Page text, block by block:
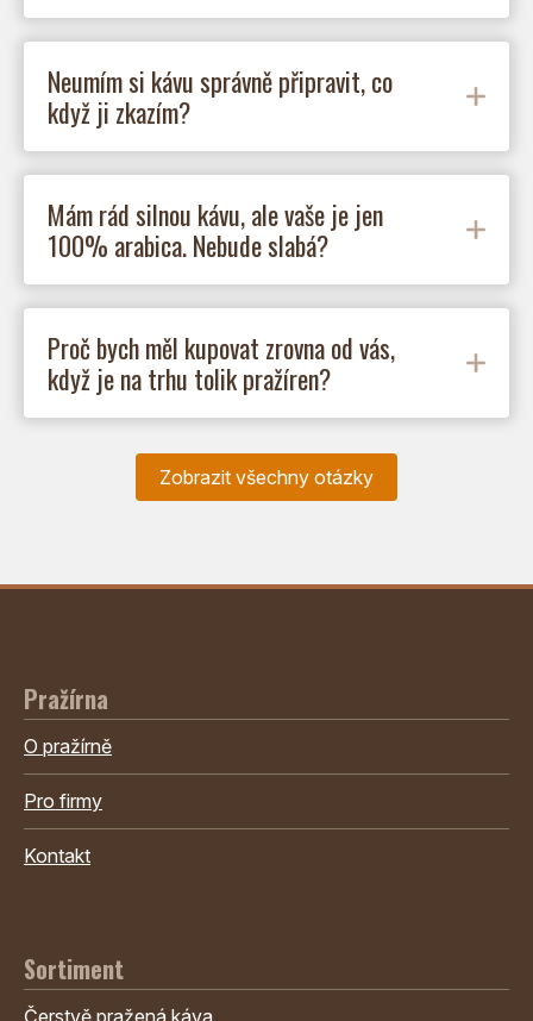
Neumím si kávu správně připravit, co
když ji zkazím?
Mám rád silnou kávu, ale vaše je jen
100% arabica. Nebude slabá?
Proč bych měl kupovat zrovna od vás,
když je na trhu tolik pražíren?
Zobrazit všechny otázky
Pražírna
O pražírně
Pro firmy
Kontakt
Sortiment